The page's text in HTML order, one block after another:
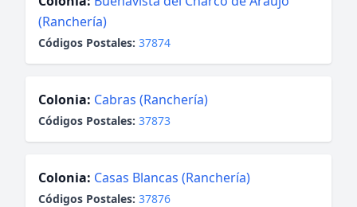
(Ranchería)
Códigos Postales: 37874
Colonia: Cabras (Ranchería)
Códigos Postales: 37873
Colonia: Casas Blancas (Ranchería)
Códigos Postales: 37876